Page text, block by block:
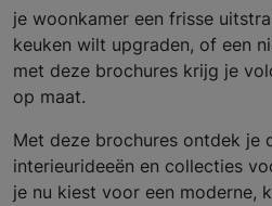
je woonkamer een frisse
keuken wilt upgraden, of een
met deze brochures krijg je
op maat.
Met deze brochures ontdek je
interieurideeën en collecties
je nu kiest voor een moderne,